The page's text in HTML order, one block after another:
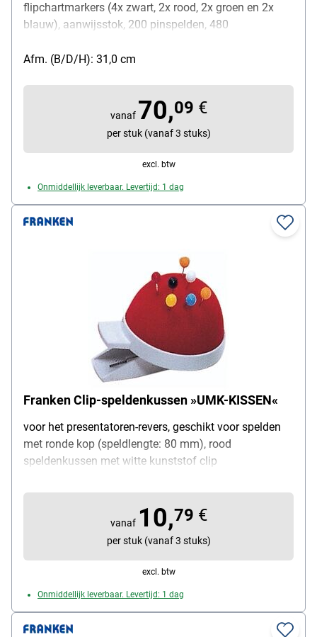
flipchartmarkers (4x zwart, 2x rood, 2x groen en 2x
blauw), aanwijsstok, 200 pinspelden, 480
150 presentatiekaarten (rechthoek, 20,5 x 9,5 cm), 150
koffer: kunststof, kleur: blauw, transparante deksel,
afmetingen (B/D/H): 34,5 / 31 / 6 cm
Afm. (B/D/H): 31,0 cm
vanaf 70,09 €
per stuk (vanaf 3 stuks)
excl. btw
Onmiddellijk leverbaar. Levertijd: 1 dag
Franken Clip-speldenkussen »UMK-KISSEN«
voor het presentatoren-revers, geschikt voor spelden
met ronde kop (speldlengte: 80 mm), rood
speldenkussen met witte kunststof clip
vanaf 10,79 €
per stuk (vanaf 3 stuks)
excl. btw
Onmiddellijk leverbaar. Levertijd: 1 dag